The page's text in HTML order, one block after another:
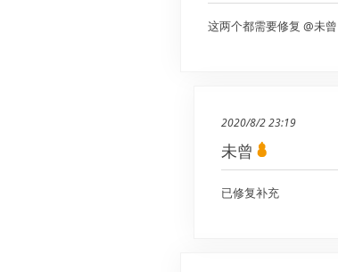
这两个都需要修复 @未曾
2020/8/2 23:19
未曾
已修复补充